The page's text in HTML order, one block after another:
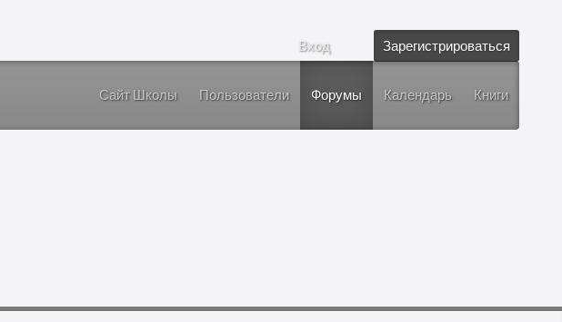
Вход Зарегистрироваться
Сайт Школы Пользователи Форумы Календарь Книги